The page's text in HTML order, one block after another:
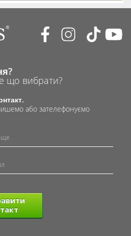
що вибрати?
або зателефонуємо